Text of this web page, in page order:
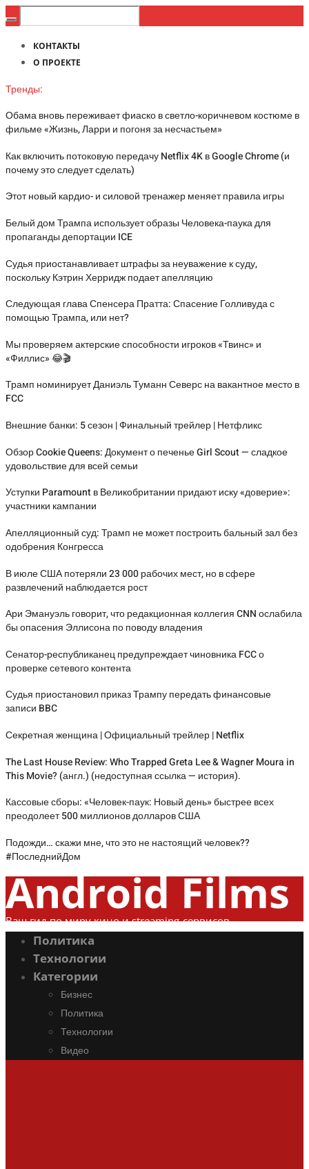
КОНТАКТЫ
О ПРОЕКТЕ
Тренды:
Обама вновь переживает фиаско в светло-коричневом костюме в
фильме «Жизнь, Ларри и погоня за несчастьем»
Как включить потоковую передачу Netflix 4K в Google Chrome (и
почему это следует сделать)
Этот новый кардио- и силовой тренажер меняет правила игры
Белый дом Трампа использует образы Человека-паука для
пропаганды депортации ICE
Судья приостанавливает штрафы за неуважение к суду,
поскольку Кэтрин Херридж подает апелляцию
Следующая глава Спенсера Пратта: Спасение Голливуда с
помощью Трампа, или нет?
Мы проверяем актерские способности игроков «Твинс» и
«Филлис» 😂🎬
Трамп номинирует Даниэль Туманн Северс на вакантное место в
FCC
Внешние банки: 5 сезон | Финальный трейлер | Нетфликс
Обзор Cookie Queens: Документ о печенье Girl Scout — сладкое
удовольствие для всей семьи
Уступки Paramount в Великобритании придают иску «доверие»:
участники кампании
Апелляционный суд: Трамп не может построить бальный зал без
одобрения Конгресса
В июле США потеряли 23 000 рабочих мест, но в сфере
развлечений наблюдается рост
Ари Эмануэль говорит, что редакционная коллегия CNN ослабила
бы опасения Эллисона по поводу владения
Сенатор-республиканец предупреждает чиновника FCC о
проверке сетевого контента
Судья приостановил приказ Трампу передать финансовые
записи BBC
Секретная женщина | Официальный трейлер | Netflix
The Last House Review: Who Trapped Greta Lee & Wagner Moura in
This Movie? (англ.) (недоступная ссылка — история).
Кассовые сборы: «Человек-паук: Новый день» быстрее всех
преодолеет 500 миллионов долларов США
Подожди… скажи мне, что это не настоящий человек??
#ПоследнийДом
Android Films
Ваш гид по миру кино и streaming-сервисов
Политика
Технологии
Категории
Бизнес
Политика
Технологии
Видео